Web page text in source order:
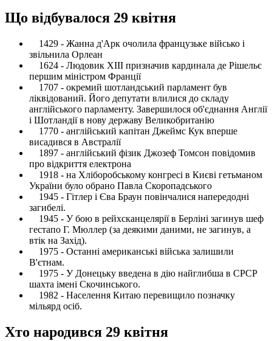
Що відбувалося 29 квітня
1429 - Жанна д'Арк очолила французьке військо і
звільнила Орлеан
1624 - Людовик XIII призначив кардинала де Рішельє
першим міністром Франції
1707 - окремий шотландський парламент був
ліквідований. Його депутати влилися до складу
англійського парламенту. Завершилося об'єднання Англії
і Шотландії в нову державу Великобританію
1770 - англійський капітан Джеймс Кук вперше
висадився в Австралії
1897 - англійський фізик Джозеф Томсон повідомив
про відкриття електрона
1918 - на Хліборобському конгресі в Києві гетьманом
України було обрано Павла Скоропадського
1945 - Гітлер і Єва Браун повінчалися напередодні
загибелі.
1945 - У бою в рейхсканцелярії в Берліні загинув шеф
гестапо Г. Мюллер (за деякими даними, не загинув, а
втік на Захід).
1975 - Останні американські війська залишили
В'єтнам.
1975 - У Донецьку введена в дію найглибша в СРСР
шахта імені Скочинського.
1982 - Населення Китаю перевищило позначку
мільярд осіб.
Хто народився 29 квітня